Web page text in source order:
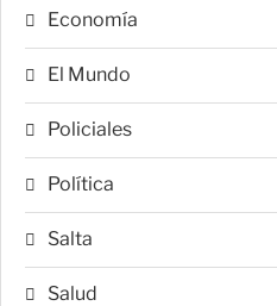
Economía
El Mundo
Policiales
Política
Salta
Salud